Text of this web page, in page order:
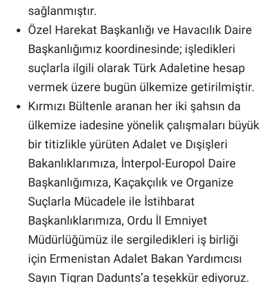
sağlanmıştır.
Özel Harekat Başkanlığı ve Havacılık Daire
Başkanlığımız koordinesinde; işledikleri
suçlarla ilgili olarak Türk Adaletine hesap
vermek üzere bugün ülkemize getirilmiştir.
Kırmızı Bültenle aranan her iki şahsın da
ülkemize iadesine yönelik çalışmaları büyük
bir titizlikle yürüten Adalet ve Dışişleri
Bakanlıklarımıza, İnterpol-Europol Daire
Başkanlığımıza, Kaçakçılık ve Organize
Suçlarla Mücadele ile İstihbarat
Başkanlıklarımıza, Ordu İl Emniyet
Müdürlüğümüz ile sergiledikleri iş birliği
için Ermenistan Adalet Bakan Yardımcısı
Sayın Tigran Dadunts’a teşekkür ediyoruz.